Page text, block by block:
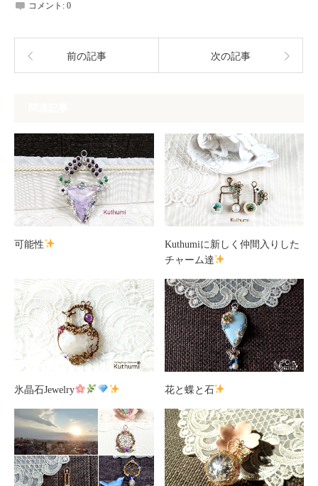
コメント: 0
前の記事 次の記事
可能性
Kuthumiに新しく仲間入りした
チャーム達
氷晶石Jewelry 花と蝶と石